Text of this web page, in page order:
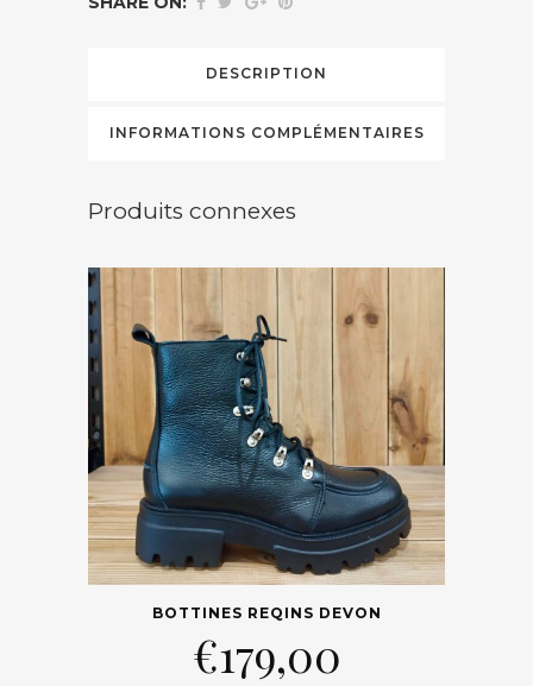
DESCRIPTION
INFORMATIONS COMPLÉMENTAIRES
Produits connexes
BOTTINES REQINS DEVON
€179,00